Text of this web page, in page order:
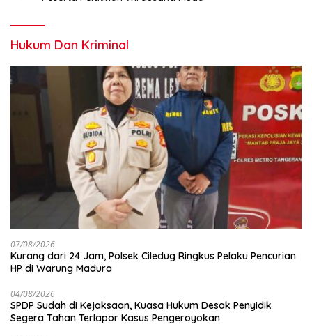
Hukum Dan Kriminal
07/08/2026
Kurang dari 24 Jam, Polsek Ciledug Ringkus Pelaku Pencurian
HP di Warung Madura
04/08/2026
SPDP Sudah di Kejaksaan, Kuasa Hukum Desak Penyidik
Segera Tahan Terlapor Kasus Pengeroyokan